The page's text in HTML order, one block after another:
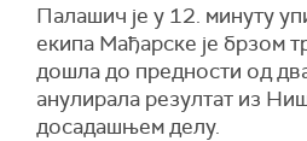
Палашич је у 12. минуту
екипа Мађарске је брзом
дошла до предности од
анулирала резултат из
досадашњем делу.